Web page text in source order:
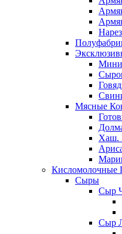
Мясные
Хаш.
Кисломолочные
Сыры
Сыр
Сыр